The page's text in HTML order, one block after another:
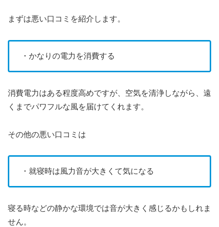
まずは悪い口コミを紹介します。
・かなりの電力を消費する
消費電力はある程度高めですが、空気を清浄しながら、遠
くまでパワフルな風を届けてくれます。
その他の悪い口コミは
・就寝時は風力音が大きくて気になる
寝る時などの静かな環境では音が大きく感じるかもしれま
せん。